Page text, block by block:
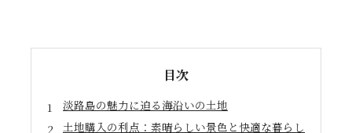
目次
淡路島の魅力に迫る海沿いの土地
土地購入の利点：素晴らしい景色と快適な暮らし